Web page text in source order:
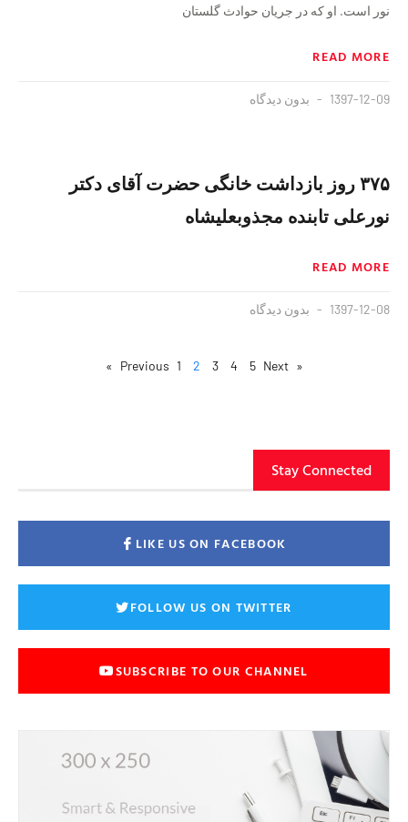
نور است. او که در جریان حوادث گلستان
READ MORE
1397-12-09 بدون دیدگاه
۳۷۵ روز بازداشت خانگی حضرت آقای دکتر
نورعلی تابنده مجذوبعلیشاه
READ MORE
1397-12-08 بدون دیدگاه
« Previous
1 2 3 4 5 Next »
Stay Connected
LIKE US ON FACEBOOK
FOLLOW US ON TWITTER
SUBSCRIBE TO OUR CHANNEL